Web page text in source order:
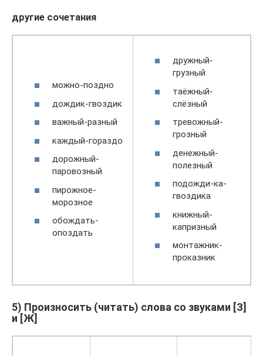
другие сочетания
можно-поздно
дождик-гвоздик
важный-разный
каждый-гораздо
дорожный-
паровозный
пирожное-
морозное
обождать-
опоздать
дружный-
грузный
таёжный-
слёзный
тревожный-
грозный
денежный-
полезный
подожди-ка-
гвоздика
книжный-
капризный
монтажник-
проказник
5) Произносить (читать) слова со звуками [З]
и [Ж]